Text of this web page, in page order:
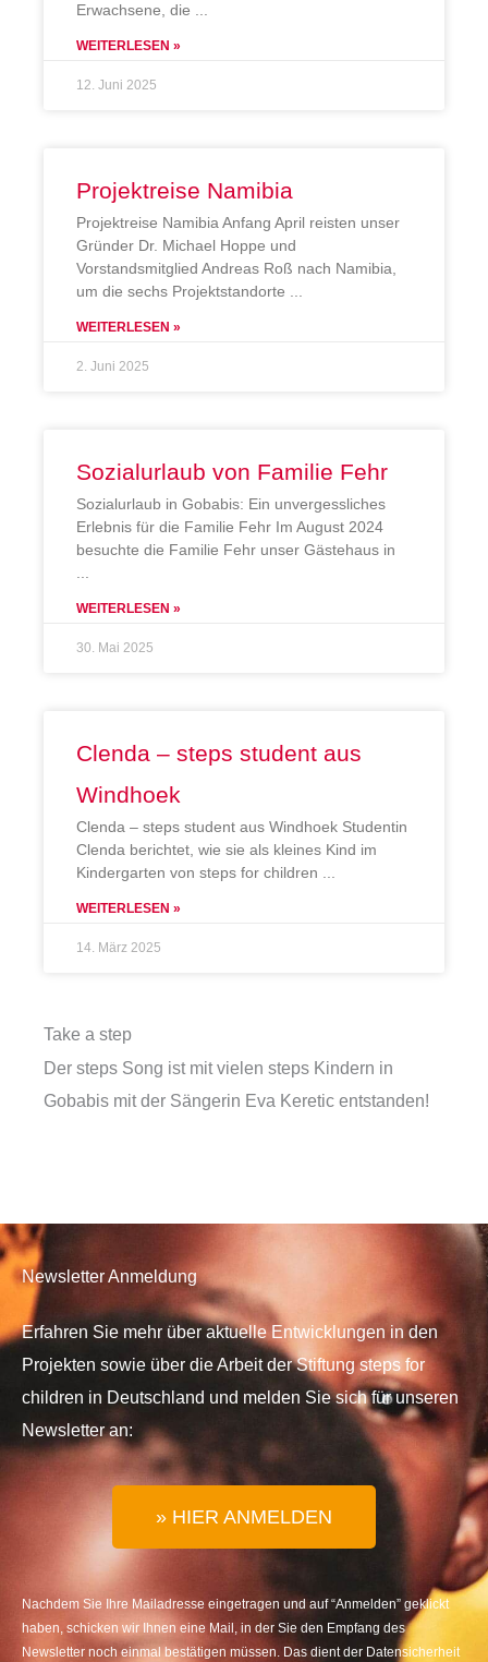
Erwachsene, die
WEITERLESEN »
12. Juni 2025
Projektreise Namibia
Projektreise Namibia Anfang April reisten unser
Gründer Dr. Michael Hoppe und
Vorstandsmitglied Andreas Roß nach Namibia,
um die sechs Projektstandorte
WEITERLESEN »
2. Juni 2025
Sozialurlaub von Familie Fehr
Sozialurlaub in Gobabis: Ein unvergessliches
Erlebnis für die Familie Fehr Im August 2024
besuchte die Familie Fehr unser Gästehaus in
WEITERLESEN »
30. Mai 2025
Clenda – steps student aus
Windhoek
Clenda – steps student aus Windhoek Studentin
Clenda berichtet, wie sie als kleines Kind im
Kindergarten von steps for children
WEITERLESEN »
14. März 2025
Take a step
Der steps Song ist mit vielen steps Kindern in
Gobabis mit der Sängerin Eva Keretic entstanden!
Newsletter Anmeldung
Erfahren Sie mehr über aktuelle Entwicklungen in den
Projekten sowie über die Arbeit der Stiftung steps for
children in Deutschland und melden Sie sich für unseren
Newsletter an:
» HIER ANMELDEN
Nachdem Sie Ihre Mailadresse eingetragen und auf “Anmelden” geklickt
haben, schicken wir Ihnen eine Mail, in der Sie den Empfang des
Newsletter noch einmal bestätigen müssen. Das dient der Datensicherheit